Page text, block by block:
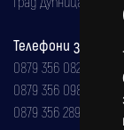
Телефони за
0879 356 082
0879 356 098
0879 356 289